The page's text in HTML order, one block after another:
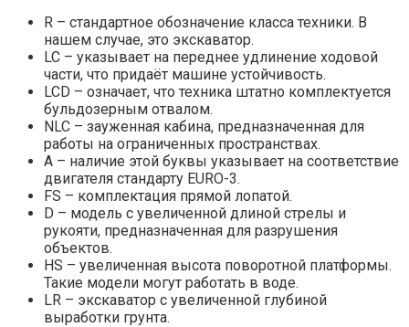
R – стандартное обозначение класса техники. В
нашем случае, это экскаватор.
LC – указывает на переднее удлинение ходовой
части, что придаёт машине устойчивость.
LCD – означает, что техника штатно комплектуется
бульдозерным отвалом.
NLC – зауженная кабина, предназначенная для
работы на ограниченных пространствах.
A – наличие этой буквы указывает на соответствие
двигателя стандарту EURO-3.
FS – комплектация прямой лопатой.
D – модель с увеличенной длиной стрелы и
рукояти, предназначенная для разрушения
объектов.
HS – увеличенная высота поворотной платформы.
Такие модели могут работать в воде.
LR – экскаватор с увеличенной глубиной
выработки грунта.